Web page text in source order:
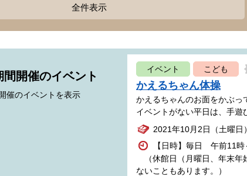
全件表示
間開催のイベント
催のイベントを表示
イベント こども
かえるちゃん体操
かえるちゃんのお面をかぶっ
イベントがない平日は、手遊
2021年10月2日（土曜日
【日時】毎日 午前11
（休館日（月曜日、年末年
ないこともあります。）